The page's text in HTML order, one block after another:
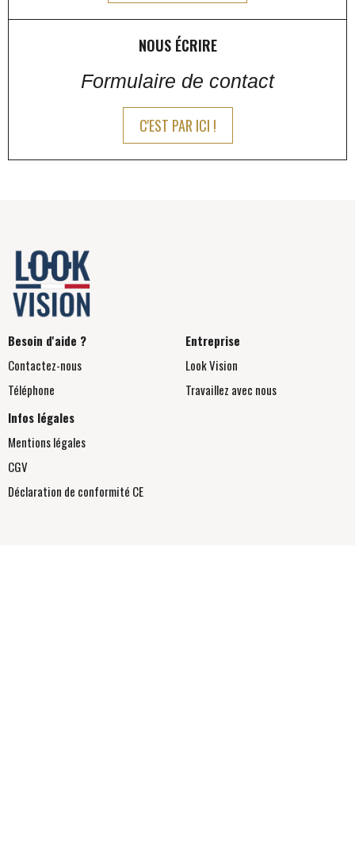
NOUS ÉCRIRE
Formulaire de contact
C'EST PAR ICI !
Besoin d'aide ?
Contactez-nous
Téléphone
Entreprise
Look Vision
Travaillez avec nous
Infos légales
Mentions légales
CGV
Déclaration de conformité CE